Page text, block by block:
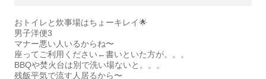
おトイレと炊事場はちょーキレイ🌟
男子洋便3
マナー悪い人いるからね〜
座ってご利用ください←書いといた方が。。。
BBQや焚火台は別で洗い場ないと。。。
残飯平気で流す人居るから〜